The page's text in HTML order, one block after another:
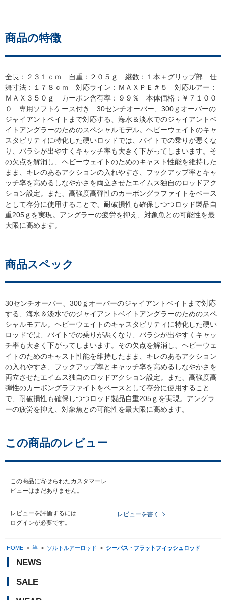
商品の特徴
全長：２３１ｃｍ 自重：２０５ｇ 継数：１本＋グリップ部 仕
舞寸法：１７８ｃｍ 対応ライン：ＭＡＸＰＥ＃５ 対応ルアー：
ＭＡＸ３５０ｇ カーボン含有率：９９％ 本体価格：￥７１００
０ 専用ソフトケース付き 30センチオーバー、300ｇオーバーの
ジャイアントベイトまで対応する、海水＆淡水でのジャイアントベ
イトアングラーのためのスペシャルモデル。ヘビーウェイトのキャ
スタビリティに特化した硬いロッドでは、バイトでの乗りが悪くな
り、バラシが出やすくキャッチ率も大きく下がってしまいます。そ
の欠点を解消し、ヘビーウェイトのためのキャスト性能を維持した
まま、キレのあるアクションの入れやすさ、フックアップ率とキャ
ッチ率を高めるしなやかさを両立させたエイムス独自のロッドアク
ション設定。また、高強度高弾性のカーボングラファイトをベース
として存分に使用することで、耐破損性も確保しつつロッド製品自
重205ｇを実現。アングラーの疲労を抑え、対象魚との可能性を最
大限に高めます。
商品スペック
30センチオーバー、300ｇオーバーのジャイアントベイトまで対応
する、海水＆淡水でのジャイアントベイトアングラーのためのスペ
シャルモデル。ヘビーウェイトのキャスタビリティに特化した硬い
ロッドでは、バイトでの乗りが悪くなり、バラシが出やすくキャッ
チ率も大きく下がってしまいます。その欠点を解消し、ヘビーウェ
イトのためのキャスト性能を維持したまま、キレのあるアクション
の入れやすさ、フックアップ率とキャッチ率を高めるしなやかさを
両立させたエイムス独自のロッドアクション設定。また、高強度高
弾性のカーボングラファイトをベースとして存分に使用すること
で、耐破損性も確保しつつロッド製品自重205ｇを実現。アングラ
ーの疲労を抑え、対象魚との可能性を最大限に高めます。
この商品のレビュー
この商品に寄せられたカスタマーレ
ビューはまだありません。
レビューを評価するには
ログインが必要です。
レビューを書く
HOME > 竿 > ソルトルアーロッド > シーバス・フラットフィッシュロッド
NEWS
SALE